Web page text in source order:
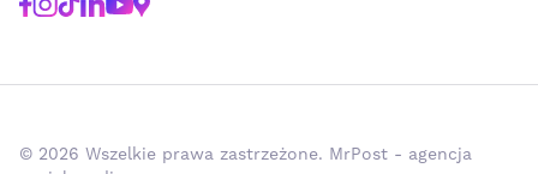
© 2026 Wszelkie prawa zastrzeżone. MrPost - agencja